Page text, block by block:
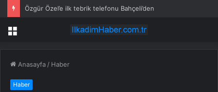
Özgür Özel’e ilk tebrik telefonu Bahçeli’den
Menü
Anasayfa / Haber
Haber